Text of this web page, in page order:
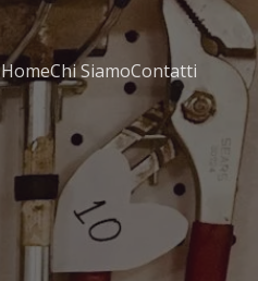
HomeChi SiamoContatti